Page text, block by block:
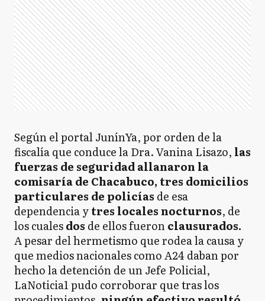
Según el portal JunínYa, por orden de la
fiscalía que conduce la Dra. Vanina Lisazo, las
fuerzas de seguridad allanaron la
comisaría de Chacabuco, tres domicilios
particulares de policías de esa
dependencia ytres locales nocturnos, de
los cualesdos de ellos fueronclausurados.
A pesar del hermetismo que rodea la causa y
que medios nacionales como A24 daban por
hecho la detención de un Jefe Policial,
LaNoticia1 pudo corroborar que tras los